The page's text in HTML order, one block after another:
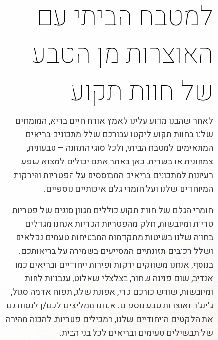
למטבח הביתי עם
האוצרות מן הטבע
של חוות תקוע
לאחר שהבנו מדוע עלינו לאמץ אורח חיים בריא, המומחים
שלנו בחוות תקוע ליקטו עבורכם שלל מתכונים בריאים
המתאימים למטבח הביתי, ולכל סוגי התזונה – טבעונית,
צמחונית או בשרית. כאן באתר אתם יכולים למצוא שפע
רעיונות למתכונים בריאים המבוססים על הפטריות והירקות
המיוחדים שלנו ועל חומרי גלם איכותיים נוספיים.
חומרי הגלם של חוות תקוע כוללים מגוון סוגים של פטריות
טריות ומיובשות, חלק מהפטריות הטריות אנחנו מגדלים
בחווה שלנו בשיטות מתקדמות המבטיחות טעמים נפלאים
ושלל רכיבים תזונתיים המסייעים בשמירה על בריאותכם.
בנוסף, אנחנו משווקים ירקות ופירות ייחודיים ובריאים כמו
אנדיב, שום פנינה שחור, בצלצלי שאלוט, עגבניות לחות
ומיובשות, שורש כורכם טרי, אפונת שלג, תפוח אדמה סגול,
ג'ינג'ר ואוצרות טבע נוספים. אנחנו ממליצים לכם/ן לנסות גם
את הלקטים הייחודיים שלנו, המכילים פטריות, להכנה מהירה
של תבשילים טעימים ובריאים לכל בני הבית.